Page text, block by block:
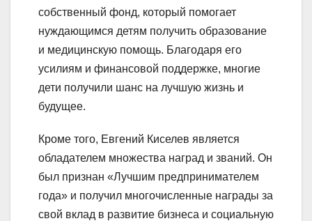
собственный фонд, который помогает
нуждающимся детям получить образование
и медицинскую помощь. Благодаря его
усилиям и финансовой поддержке, многие
дети получили шанс на лучшую жизнь и
будущее.
Кроме того, Евгений Киселев является
обладателем множества наград и званий. Он
был признан «Лучшим предпринимателем
года» и получил многочисленные награды за
свой вклад в развитие бизнеса и социальную